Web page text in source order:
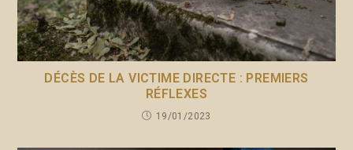
DÉCÈS DE LA VICTIME DIRECTE : PREMIERS
RÉFLEXES
19/01/2023